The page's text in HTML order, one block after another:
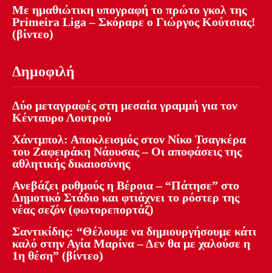
Με ημαθιώτικη υπογραφή το πρώτο γκολ της
Primeira Liga – Σκόραρε ο Γιώργος Κούτσιας!
(βίντεο)
Δημοφιλή
Δύο μεταγραφές στη μεσαία γραμμή για τον
Κένταυρο Λουτρού
Χάντμπολ: Αποκλεισμός στον Νίκο Τσαγκέρα
του Ζαφειράκη Νάουσας – Οι αποφάσεις της
αθλητικής δικαιοσύνης
Ανεβάζει ρυθμούς η Βέροια – “Πάτησε” στο
Δημοτικό Στάδιο και φτιάχνει το ρόστερ της
νέας σεζόν (φωτορεπορτάζ)
Σαντικίδης: “Θέλουμε να δημιουργήσουμε κάτι
καλό στην Αγία Μαρίνα – Δεν θα με χαλούσε η
1η θέση” (βίντεο)